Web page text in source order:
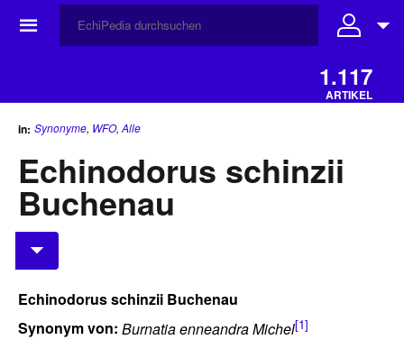
☰
1.117
ARTIKEL
in: Synonyme, WFO, Alle
Echinodorus schinzii
Buchenau
Echinodorus schinzii Buchenau
Synonym von: Burnatia enneandra Michel[1]